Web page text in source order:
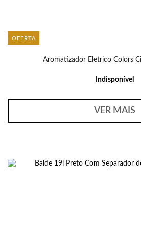
OFERTA
Aromatizador Eletrico Colors
Indisponível
VER MAIS